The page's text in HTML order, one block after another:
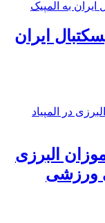
ایران
البرزی
ورزشی